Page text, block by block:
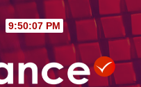
9:50:08 PM